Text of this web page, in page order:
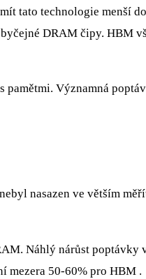
tato technologie menší
DRAM čipy. HBM
Významná
nasazen ve větším
Náhlý nárůst poptávky
mezera 50-60% pro HBM .